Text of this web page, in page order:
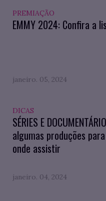
PREMIAÇÃO
EMMY 2024: Confira a
janeiro. 05, 2024
DICAS
SÉRIES E
algumas produções
onde assistir
janeiro. 04, 2024